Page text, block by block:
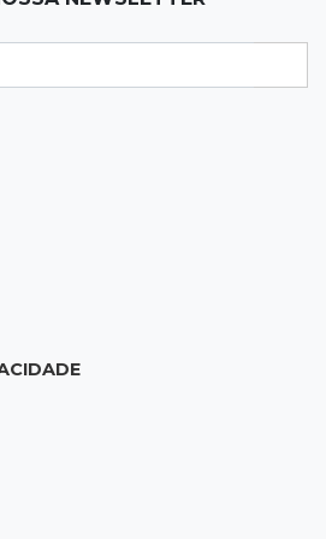
com Atlético-MG e segue
trava trânsito após